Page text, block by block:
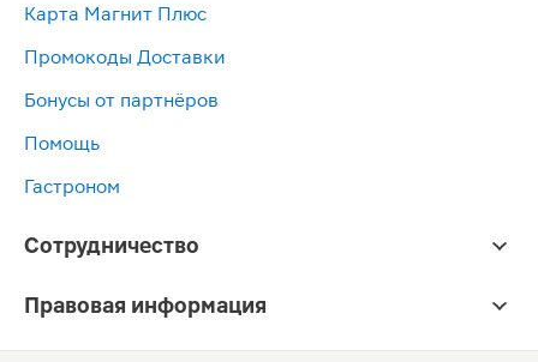
Карта Магнит Плюс
Промокоды Доставки
Бонусы от партнёров
Помощь
Гастроном
Сотрудничество
Правовая информация